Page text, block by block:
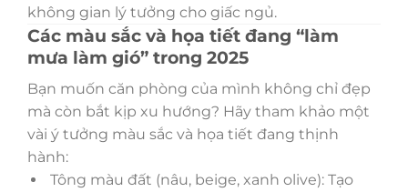
không gian lý tưởng cho giấc ngủ.
Các màu sắc và họa tiết đang “làm
mưa làm gió” trong 2025
Bạn muốn căn phòng của mình không chỉ đẹp
mà còn bắt kịp xu hướng? Hãy tham khảo một
vài ý tưởng màu sắc và họa tiết đang thịnh
hành:
Tông màu đất (nâu, beige, xanh olive): Tạo